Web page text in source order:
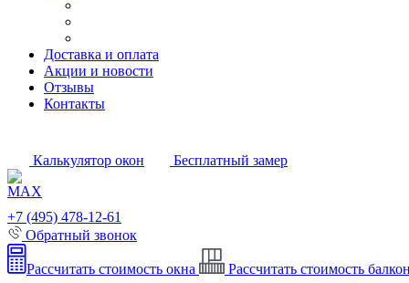
Доставка и оплата
Акции и новости
Отзывы
Контакты
Калькулятор окон Бесплатный замер
+7 (495) 478-12-61
Обратный звонок
Рассчитать стоимость окна Рассчитать стоимость